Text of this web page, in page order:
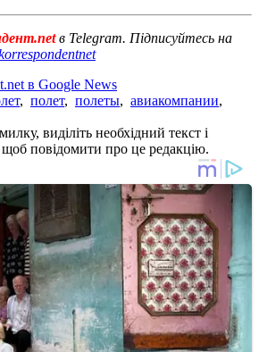
в Telegram. Підписуйтесь на
в Google News
, полет, полеты, авиакомпании,
виділіть необхідний текст і
повідомити про це редакцію.